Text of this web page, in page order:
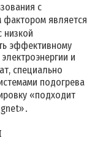
с
является
низкой
эффективному
и
специально
подогрева
«подходит